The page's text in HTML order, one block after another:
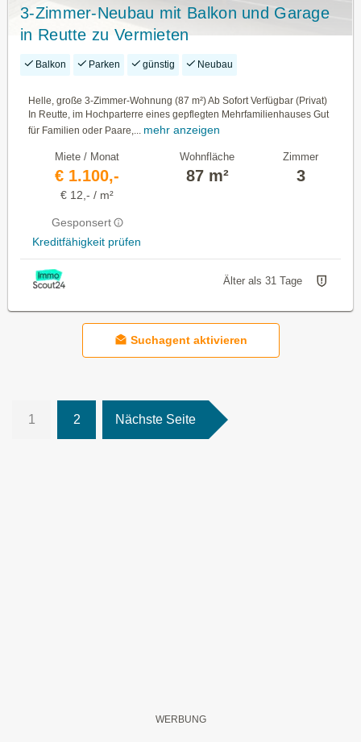
3-Zimmer-Neubau mit Balkon und Garage
in Reutte zu Vermieten
Balkon Parken günstig Neubau
Helle, große 3-Zimmer-Wohnung (87 m²) Ab Sofort Verfügbar (Privat)
In Reutte, im Hochparterre eines gepflegten Mehrfamilienhauses Gut
für Familien oder Paare,...
mehr anzeigen
Miete / Monat
€ 1.100,-
€ 12,- / m²
Gesponsert
Kreditfähigkeit prüfen
Wohnfläche
87 m²
Zimmer
3
Älter als 31 Tage
Suchagent aktivieren
1 2 Nächste Seite